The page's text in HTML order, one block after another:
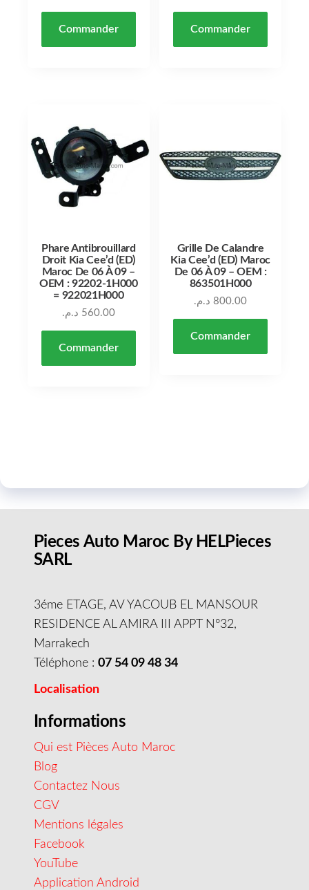
Commander Commander
Phare Antibrouillard
Droit Kia Cee’d (ED)
Maroc De 06 À 09 –
OEM : 92202-1H000
= 922021H000
560.00 د.م.
Commander
Grille De Calandre
Kia Cee’d (ED) Maroc
De 06 À 09 – OEM :
863501H000
800.00 د.م.
Commander
Pieces Auto Maroc By HELPieces
SARL
3éme ETAGE, AV YACOUB EL MANSOUR
RESIDENCE AL AMIRA III APPT N°32,
Marrakech
Téléphone : 07 54 09 48 34
Localisation
Informations
Qui est Pièces Auto Maroc
Blog
Contactez Nous
CGV
Mentions légales
Facebook
YouTube
Application Android